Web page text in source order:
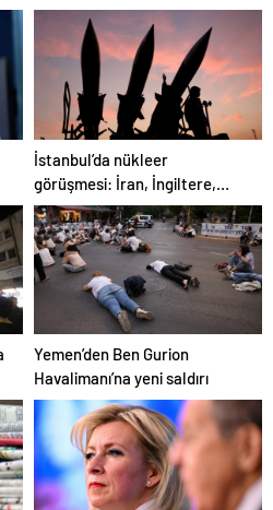
kaldı
İstanbul’da nükleer
görüşmesi: İran, İngiltere,
Fransa ve Almanya buluşacak
Yemen’den Ben Gurion
Havalimanı’na yeni saldırı